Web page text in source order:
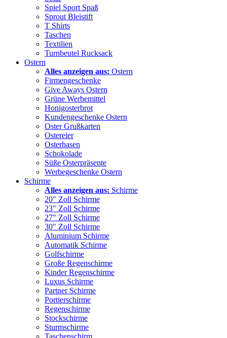
Spiel Sport Spaß
Sprout Bleistift
T Shirts
Taschen
Textilien
Turnbeutel Rucksack
Ostern
Alles anzeigen aus: Ostern
Firmengeschenke
Give Aways Ostern
Grüne Werbemittel
Honigosterbrot
Kundengeschenke Ostern
Oster Grußkarten
Ostereier
Osterhasen
Schokolade
Süße Osterpräsente
Werbegeschenke Ostern
Schirme
Alles anzeigen aus: Schirme
20" Zoll Schirme
23" Zoll Schirme
27" Zoll Schirme
30" Zoll Schirme
Aluminium Schirme
Automatik Schirme
Golfschirme
Große Regenschirme
Kinder Regenschirme
Luxus Schirme
Partner Schirme
Portierschirme
Regenschirme
Stockschirme
Sturmschirme
Taschenschirm